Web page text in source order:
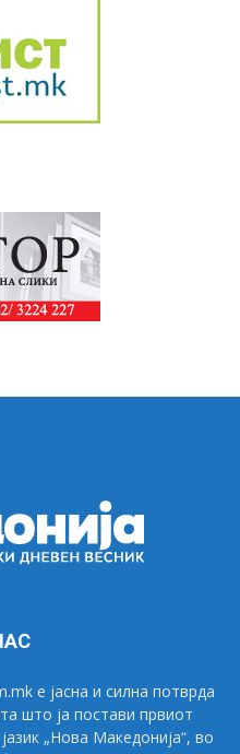
е јасна и силна потврда
што ја постави првиот
„Нова Македонија“, во